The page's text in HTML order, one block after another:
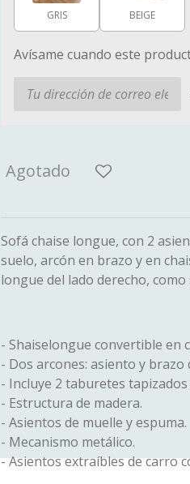
GRIS BEIGE
Avísame cuando este
Agotado
Sofá chaise longue, con 2
suelo, arcón en brazo y en
longue del lado derecho, como
- Shaiselongue convertible en
- Dos arcones: asiento y
- Incluye 2 taburetes
- Estructura de madera.
- Asientos de muelle y espuma.
- Mecanismo metálico.
- Asientos extraíbles de carro